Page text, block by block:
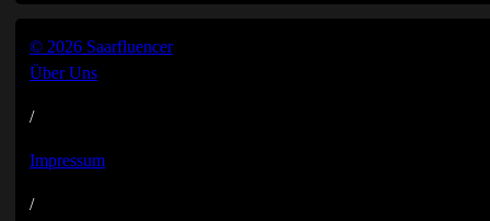
© 2026 Saarfluencer
Über Uns
/
Impressum
/